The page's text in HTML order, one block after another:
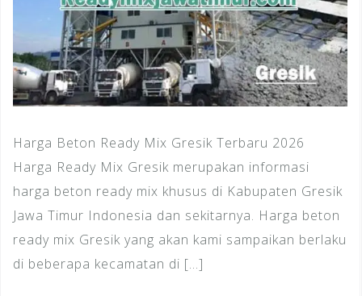
Harga Beton Ready Mix Gresik Terbaru 2026
Harga Ready Mix Gresik merupakan informasi
harga beton ready mix khusus di Kabupaten Gresik
Jawa Timur Indonesia dan sekitarnya. Harga beton
ready mix Gresik yang akan kami sampaikan berlaku
di beberapa kecamatan di […]